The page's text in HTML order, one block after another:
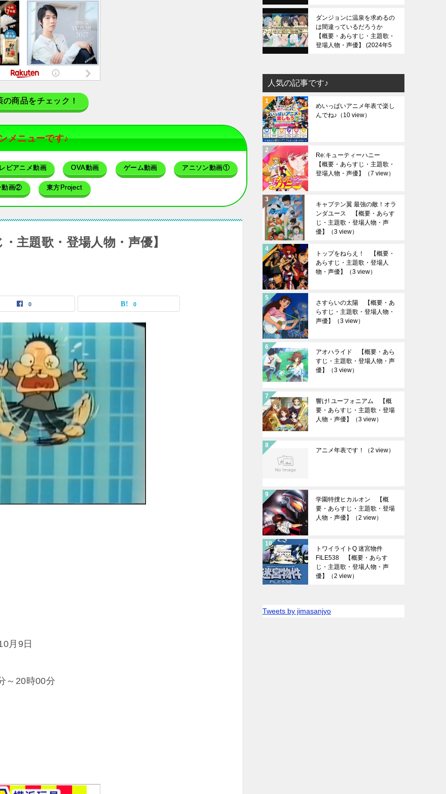
の商品をチェック！
メニューです♪
ビアニメ動画 OVA動画 ゲーム動画 アニソン動画①
動画② 東方Project
主題歌・登場人物・声優】
0 0
月9日
20時00分
ダンジョンに温泉を求めるの
は間違っているだろうか
【概要・あらすじ・主題歌・
登場人物・声優】
2024年5
人気の記事です♪
めいっぱいアニメ年表で楽し
んでね♪ （10 view）
Re:キューティーハニー
【概要・あらすじ・主題歌・
登場人物・声優】
（7 view）
キャプテン翼 最強の敵！オラ
ンダユース 【概要・あらす
じ・主題歌・登場人物・声
優】
（3 view）
トップをねらえ！ 【概要・
あらすじ・主題歌・登場人
物・声優】
（3 view）
さすらいの太陽 【概要・あ
らすじ・主題歌・登場人物・
声優】
（3 view）
アオハライド 【概要・あら
すじ・主題歌・登場人物・声
優】
（3 view）
響け! ユーフォニアム 【概
要・あらすじ・主題歌・登場
人物・声優】
（3 view）
アニメ年表です！ （2 view）
学園特捜ヒカルオン 【概
要・あらすじ・主題歌・登場
人物・声優】
（2 view）
トワイライトQ 迷宮物件
FILE538 【概要・あらす
じ・主題歌・登場人物・声
優】
（2 view）
Tweets by jimasanjyo